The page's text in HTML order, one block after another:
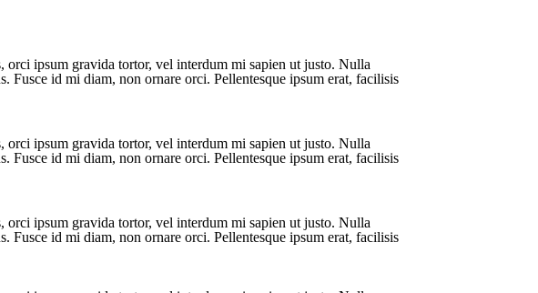
ipsum gravida tortor, vel interdum mi sapien ut justo. Nulla
Fusce id mi diam, non ornare orci. Pellentesque ipsum erat, facilisis
ipsum gravida tortor, vel interdum mi sapien ut justo. Nulla
Fusce id mi diam, non ornare orci. Pellentesque ipsum erat, facilisis
ipsum gravida tortor, vel interdum mi sapien ut justo. Nulla
Fusce id mi diam, non ornare orci. Pellentesque ipsum erat, facilisis